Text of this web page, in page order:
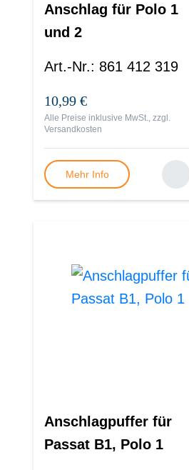
Anschlag für Polo 1
und 2
Art.-Nr.: 861 412 319
10,99 €
Alle Preise inklusive MwSt., zzgl.
Versandkosten
Mehr Info
Anschlagpuffer für
Passat B1, Polo 1